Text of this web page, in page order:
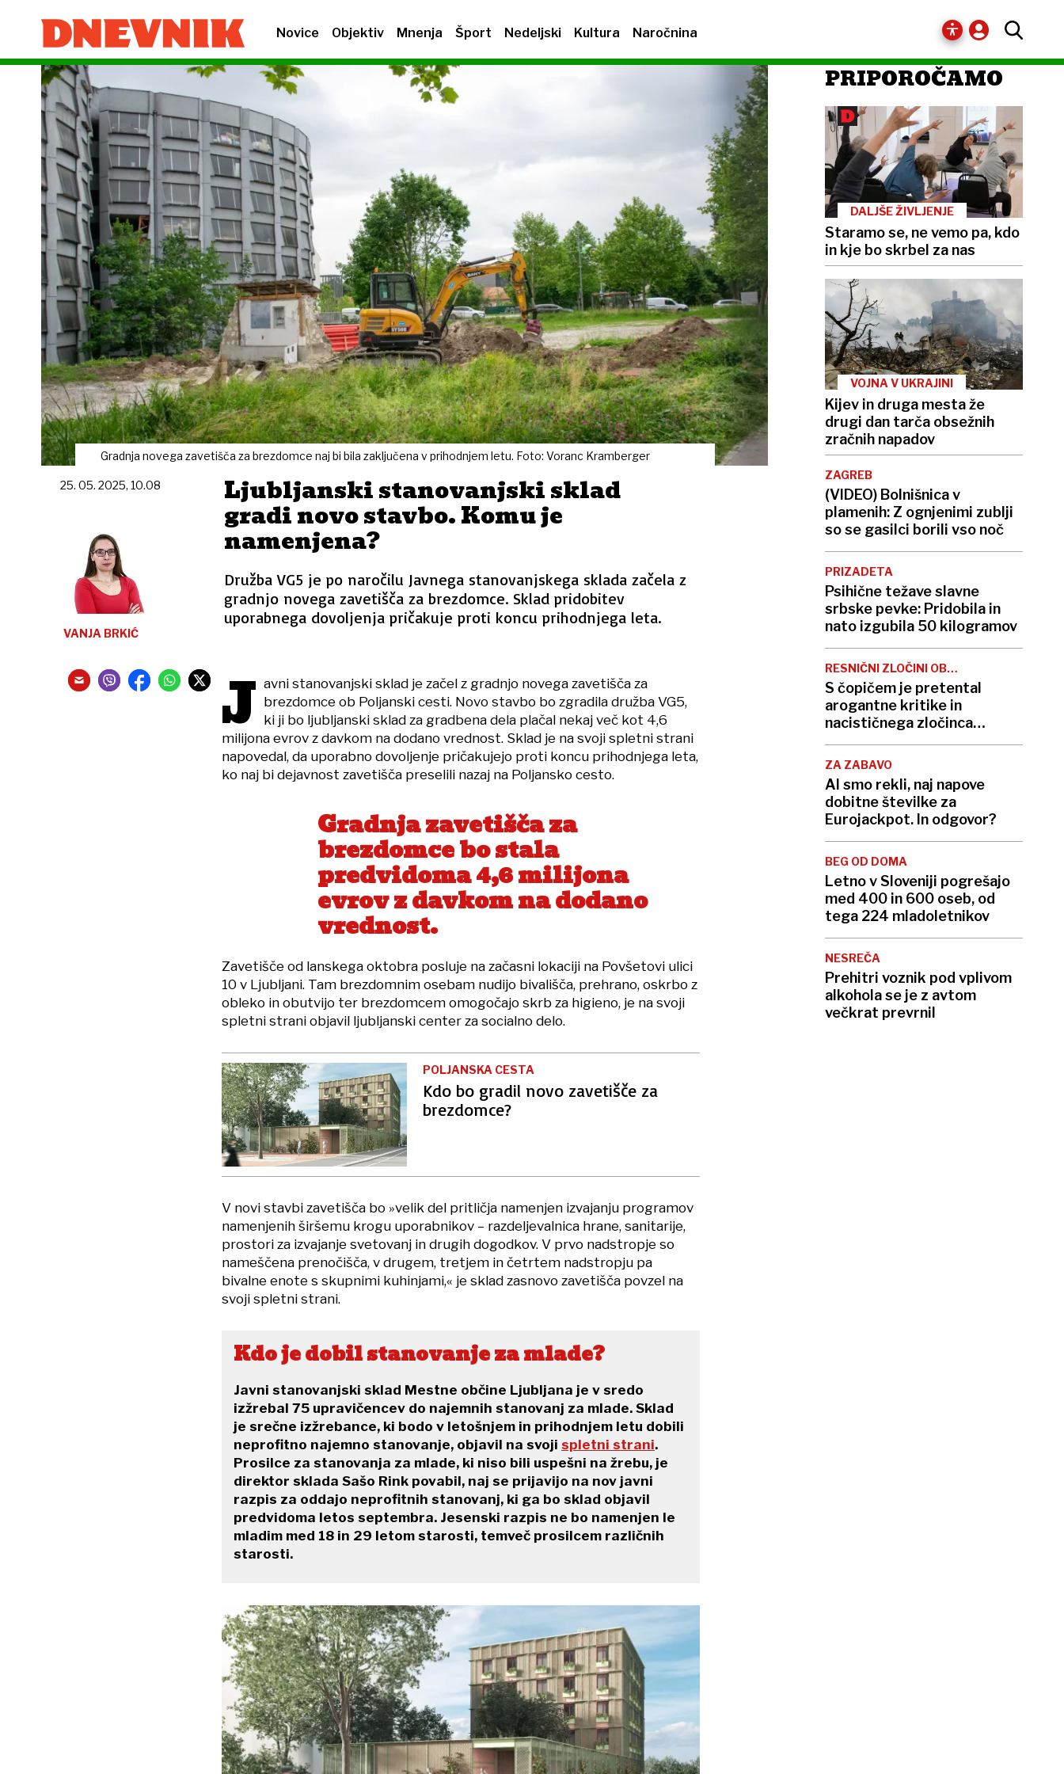
Novice Objektiv Mnenja Šport Nedeljski Kultura Naročnina
Gradnja novega zavetišča za brezdomce naj bi bila zaključena v prihodnjem letu. Foto: Voranc Kramberger
Ljubljanski stanovanjski sklad
gradi novo stavbo. Komu je
namenjena?
Družba VG5 je po naročilu Javnega stanovanjskega sklada začela z
gradnjo novega zavetišča za brezdomce. Sklad pridobitev
uporabnega dovoljenja pričakuje proti koncu prihodnjega leta.
25. 05. 2025, 10.08
VANJA BRKIĆ
J avni stanovanjski sklad je začel z gradnjo novega zavetišča za
brezdomce ob Poljanski cesti. Novo stavbo bo zgradila družba VG5,
ki ji bo ljubljanski sklad za gradbena dela plačal nekaj več kot 4,6
milijona evrov z davkom na dodano vrednost. Sklad je na svoji spletni strani
napovedal, da uporabno dovoljenje pričakujejo proti koncu prihodnjega leta,
ko naj bi dejavnost zavetišča preselili nazaj na Poljansko cesto.
Gradnja zavetišča za
brezdomce bo stala
predvidoma 4,6 milijona
evrov z davkom na dodano
vrednost.
Zavetišče od lanskega oktobra posluje na začasni lokaciji na Povšetovi ulici
10 v Ljubljani. Tam brezdomnim osebam nudijo bivališča, prehrano, oskrbo z
obleko in obutvijo ter brezdomcem omogočajo skrb za higieno, je na svoji
spletni strani objavil ljubljanski center za socialno delo.
POLJANSKA CESTA
Kdo bo gradil novo zavetišče za
brezdomce?
V novi stavbi zavetišča bo »velik del pritličja namenjen izvajanju programov
namenjenih širšemu krogu uporabnikov – razdeljevalnica hrane, sanitarije,
prostori za izvajanje svetovanj in drugih dogodkov. V prvo nadstropje so
nameščena prenočišča, v drugem, tretjem in četrtem nadstropju pa
bivalne enote s skupnimi kuhinjami,« je sklad zasnovo zavetišča povzel na
svoji spletni strani.
Kdo je dobil stanovanje za mlade?
Javni stanovanjski sklad Mestne občine Ljubljana je v sredo
izžrebal 75 upravičencev do najemnih stanovanj za mlade. Sklad
je srečne izžrebance, ki bodo v letošnjem in prihodnjem letu dobili
neprofitno najemno stanovanje, objavil na svoji spletni strani.
Prosilce za stanovanja za mlade, ki niso bili uspešni na žrebu, je
direktor sklada Sašo Rink povabil, naj se prijavijo na nov javni
razpis za oddajo neprofitnih stanovanj, ki ga bo sklad objavil
predvidoma letos septembra. Jesenski razpis ne bo namenjen le
mladim med 18 in 29 letom starosti, temveč prosilcem različnih
starosti.
PRIPOROČAMO
DALJŠE ŽIVLJENJE
Staramo se, ne vemo pa, kdo
in kje bo skrbel za nas
VOJNA V UKRAJINI
Kijev in druga mesta že
drugi dan tarča obsežnih
zračnih napadov
ZAGREB
(VIDEO) Bolnišnica v
plamenih: Z ognjenimi zublji
so se gasilci borili vso noč
PRIZADETA
Psihične težave slavne
srbske pevke: Pridobila in
nato izgubila 50 kilogramov
RESNIČNI ZLOČINI OB
NEDELJAH
S čopičem je pretental
arogantne kritike in
nacističnega zločinca
Göringa
ZA ZABAVO
AI smo rekli, naj napove
dobitne številke za
Eurojackpot. In odgovor?
BEG OD DOMA
Letno v Sloveniji pogrešajo
med 400 in 600 oseb, od
tega 224 mladoletnikov
NESREČA
Prehitri voznik pod vplivom
alkohola se je z avtom
večkrat prevrnil